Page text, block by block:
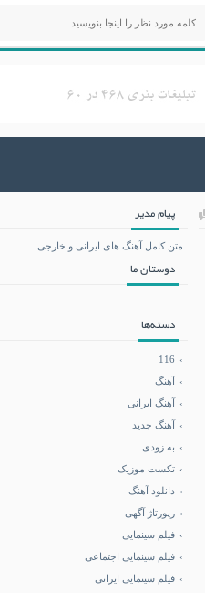
پیام مدیر
متن کامل آهنگ های ایرانی و خارجی
دوستان ما
دسته‌ها
116
آهنگ
آهنگ ایرانی
آهنگ جدید
به زودی
تکست موزیک
دانلود آهنگ
رپورتاژ آگهی
فیلم سینمایی
فیلم سینمایی اجتماعی
فیلم سینمایی ایرانی